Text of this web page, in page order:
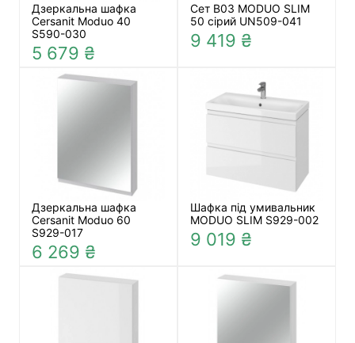
Дзеркальна шафка
Cersanit Moduo 40
S590-030
5 679 ₴
Сет B03 MODUO SLIM
50 сірий UN509-041
9 419 ₴
Дзеркальна шафка
Cersanit Moduo 60
S929-017
6 269 ₴
Шафка під умивальник
MODUO SLIM S929-002
9 019 ₴